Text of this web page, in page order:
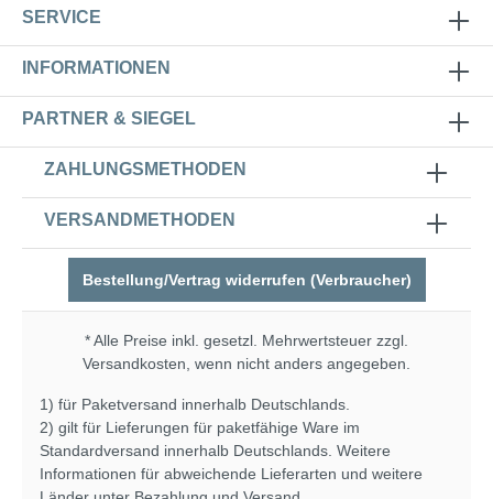
SERVICE
INFORMATIONEN
PARTNER & SIEGEL
ZAHLUNGSMETHODEN
VERSANDMETHODEN
Bestellung/Vertrag widerrufen (Verbraucher)
* Alle Preise inkl. gesetzl. Mehrwertsteuer zzgl.
Versandkosten , wenn nicht anders angegeben.
1) für Paketversand innerhalb Deutschlands.
2) gilt für Lieferungen für paketfähige Ware im
Standardversand innerhalb Deutschlands. Weitere
Informationen für abweichende Lieferarten und weitere